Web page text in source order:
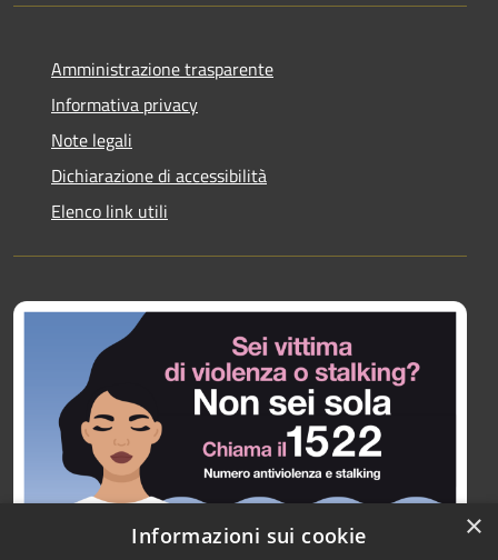
Amministrazione trasparente
Informativa privacy
Note legali
Dichiarazione di accessibilità
Elenco link utili
×
Informazioni sui cookie